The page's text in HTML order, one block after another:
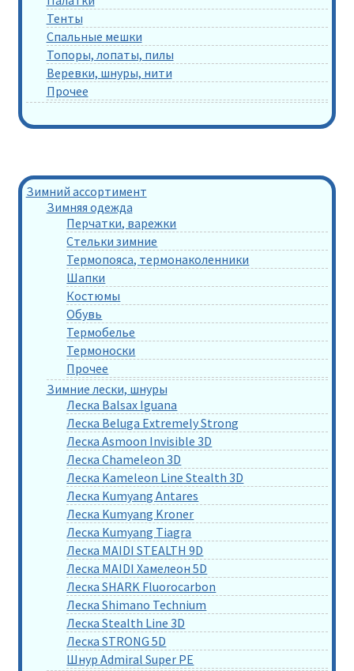
Тенты
Спальные мешки
Топоры, лопаты, пилы
Веревки, шнуры, нити
Прочее
Зимний ассортимент
Зимняя одежда
Перчатки, варежки
Стельки зимние
Термопояса, термонаколенники
Шапки
Костюмы
Обувь
Термобелье
Термоноски
Прочее
Зимние лески, шнуры
Леска Balsax Iguana
Леска Beluga Extremely Strong
Леска Asmoon Invisible 3D
Леска Chameleon 3D
Леска Kameleon Line Stealth 3D
Леска Kumyang Antares
Леска Kumyang Kroner
Леска Kumyang Tiagra
Леска MAIDI STEALTH 9D
Леска MAIDI Хамелеон 5D
Леска SHARK Fluorocarbon
Леска Shimano Technium
Леска Stealth Line 3D
Леска STRONG 5D
Шнур Admiral Super PE